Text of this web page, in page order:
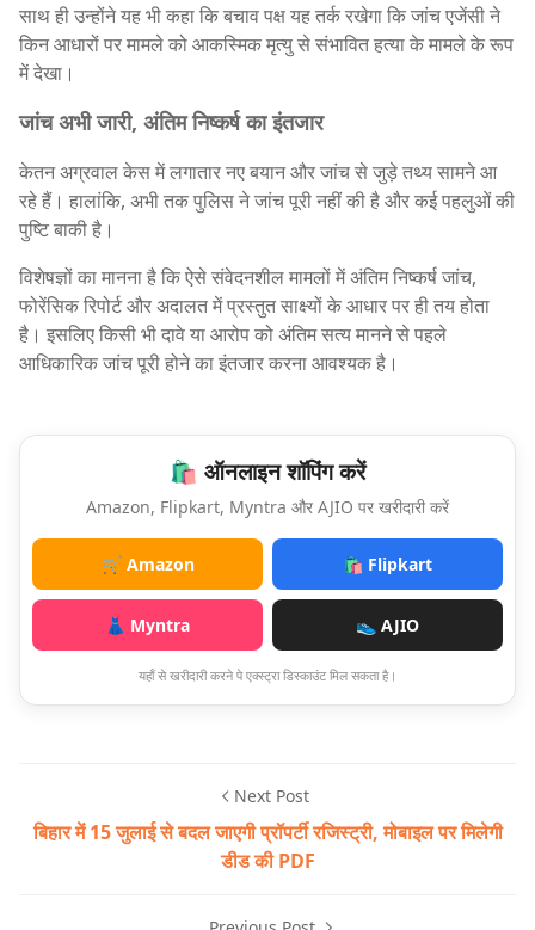
साथ ही उन्होंने यह भी कहा कि बचाव पक्ष यह तर्क रखेगा कि जांच एजेंसी ने
किन आधारों पर मामले को आकस्मिक मृत्यु से संभावित हत्या के मामले के रूप
में देखा।
जांच अभी जारी, अंतिम निष्कर्ष का इंतजार
केतन अग्रवाल केस में लगातार नए बयान और जांच से जुड़े तथ्य सामने आ
रहे हैं। हालांकि, अभी तक पुलिस ने जांच पूरी नहीं की है और कई पहलुओं की
पुष्टि बाकी है।
विशेषज्ञों का मानना है कि ऐसे संवेदनशील मामलों में अंतिम निष्कर्ष जांच,
फोरेंसिक रिपोर्ट और अदालत में प्रस्तुत साक्ष्यों के आधार पर ही तय होता
है। इसलिए किसी भी दावे या आरोप को अंतिम सत्य मानने से पहले
आधिकारिक जांच पूरी होने का इंतजार करना आवश्यक है।
🛍️ ऑनलाइन शॉपिंग करें
Amazon, Flipkart, Myntra और AJIO पर खरीदारी करें
🛒 Amazon 🛍️ Flipkart
👗 Myntra 👟 AJIO
यहाँ से खरीदारी करने पे एक्स्ट्रा डिस्काउंट मिल सकता है।
Next Post
बिहार में 15 जुलाई से बदल जाएगी प्रॉपर्टी रजिस्ट्री, मोबाइल पर मिलेगी
डीड की PDF